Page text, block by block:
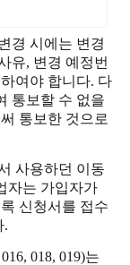
경 시에는 변경
유, 변경 예정번
여야 합니다. 다
통보할 수 없을
통보한 것으로
사용하던 이동
자는 가입자가
신청서를 접수
.
018, 019)는